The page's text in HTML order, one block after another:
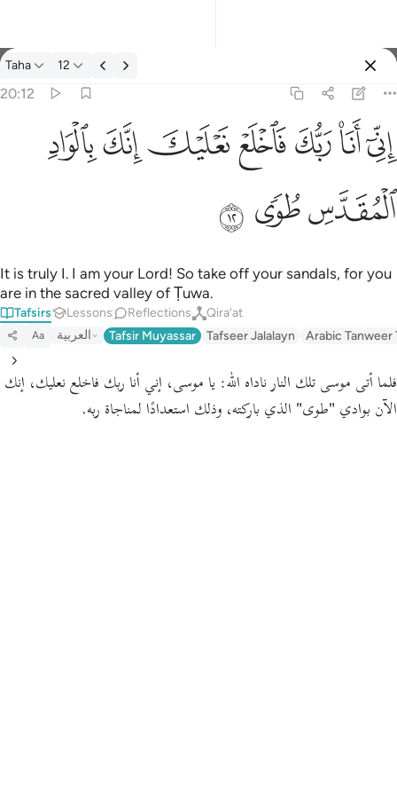
Tafsir: Taha 20:12
Taha 12
20:12
اني انا ربك فاخلع نعليك انك بالواد المقدس طوى ١٢
إِنِّىٓ أَنَا۠ رَبُّكَ فَٱخْلَعْ نَعْلَيْكَ ۖ إِنَّكَ بِٱلْوَادِ ٱلْمُقَدَّسِ طُوًۭى ١٢
ﲺﲻﲼﲽﲾﲿﳀ
ﳁﳂ ﳃ
It is truly I. I am your Lord! So take off your sandals, for you
are in the sacred valley of Ṭuwa.
Tafsirs Lessons Reflections Qira'at
Aa العربية Tafsir Muyassar Tafseer Jalalayn Arabic Tanweer
فلما أتى موسى تلك النار ناداه الله: يا موسى، إني أنا ربك فاخلع نعليك، إنك
الآن بوادي "طوى" الذي باركته، وذلك استعدادًا لمناجاة ربه.